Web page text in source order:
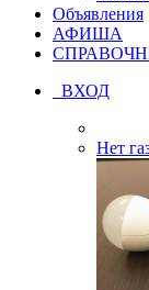
Объявления
АФИША
ВХОД
Нет